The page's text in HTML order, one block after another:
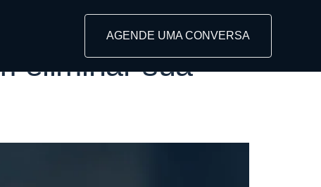
AGENDE UMA CONVERSA
eliminar sua